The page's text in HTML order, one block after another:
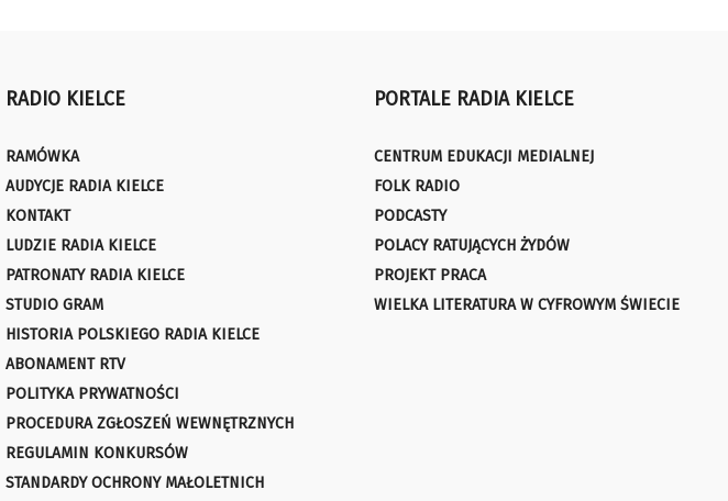
RADIO KIELCE
RAMÓWKA
AUDYCJE RADIA KIELCE
KONTAKT
LUDZIE RADIA KIELCE
PATRONATY RADIA KIELCE
STUDIO GRAM
HISTORIA POLSKIEGO RADIA KIELCE
ABONAMENT RTV
POLITYKA PRYWATNOŚCI
PROCEDURA ZGŁOSZEŃ WEWNĘTRZNYCH
REGULAMIN KONKURSÓW
STANDARDY OCHRONY MAŁOLETNICH
PORTALE RADIA KIELCE
CENTRUM EDUKACJI MEDIALNEJ
FOLK RADIO
PODCASTY
POLACY RATUJĄCYCH ŻYDÓW
PROJEKT PRACA
WIELKA LITERATURA W CYFROWYM ŚWIECIE